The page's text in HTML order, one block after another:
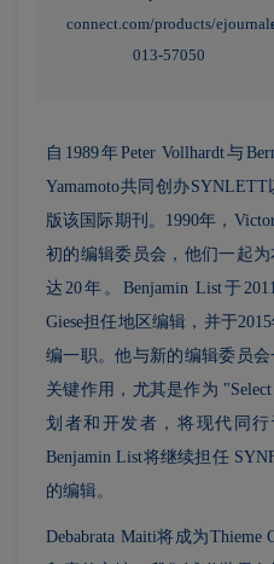
connect.com/products/
013-57050
自1989年Peter Vollhardt与
Yamamoto共同创办
版该国际期刊。1990年，
初的编辑委员会，他们一起
达20年。Benjamin List于
Giese担任地区编辑，并于
编一职。他与新的编辑委员
关键作用，尤其是作为
划者和开发者，将现代同行
Benjamin List将继续担任
的编辑。
Debabrata Maiti将成为Thieme